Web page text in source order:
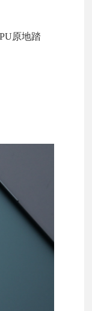
原地踏